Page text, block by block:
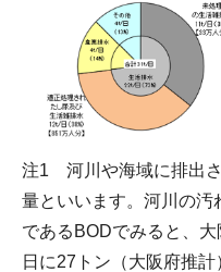
注1
河川や海域に排出
量といいます。河川の汚
であるBODでみると、
日に27トン（大阪府推